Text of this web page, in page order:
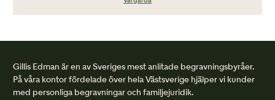
Gillis Edman är en av Sveriges mest anlitade begravningsbyråer.
På våra kontor fördelade över hela Västsverige hjälper vi kunder
med personliga begravningar och familjejuridik.